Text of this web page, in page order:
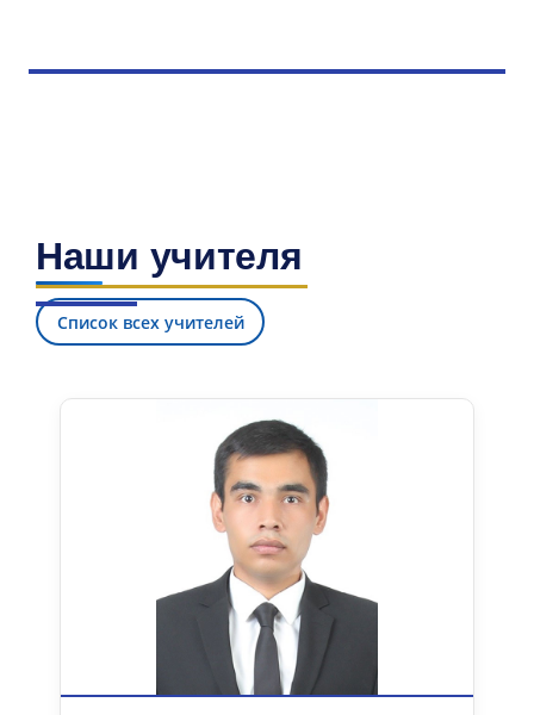
Наши учителя
Список всех учителей